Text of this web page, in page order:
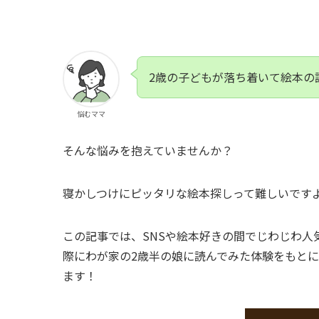
悩むママ
2歳の子どもが落ち着いて絵本
そんな悩みを抱えていませんか？
寝かしつけにピッタリな絵本探しって難しいです
この記事では、SNSや絵本好きの間でじわじわ
際にわが家の2歳半の娘に読んでみた体験をもと
ます！